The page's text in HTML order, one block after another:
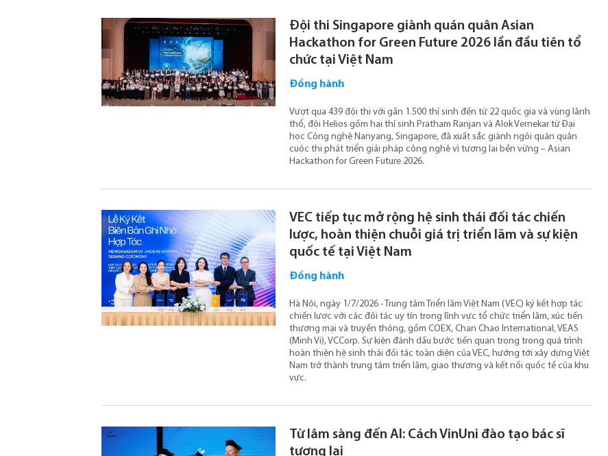
Đội thi Singapore giành quán quân Asian
Hackathon for Green Future 2026 lần đầu tiên tổ
chức tại Việt Nam
Đồng hành
Vượt qua 439 đội thi với gần 1.500 thí sinh đến từ 22 quốc gia và vùng lãnh
thổ, đội Helios gồm hai thí sinh Pratham Ranjan và Alok Vernekar từ Đại
học Công nghệ Nanyang, Singapore, đã xuất sắc giành ngôi quán quân
cuộc thi phát triển giải pháp công nghệ vì tương lai bền vững – Asian
Hackathon for Green Future 2026.
VEC tiếp tục mở rộng hệ sinh thái đối tác chiến
lược, hoàn thiện chuỗi giá trị triển lãm và sự kiện
quốc tế tại Việt Nam
Đồng hành
Hà Nội, ngày 1/7/2026 - Trung tâm Triển lãm Việt Nam (VEC) ký kết hợp tác
chiến lược với các đối tác uy tín trong lĩnh vực tổ chức triển lãm, xúc tiến
thương mại và truyền thông, gồm COEX, Chan Chao International, VEAS
(Minh Vi), VCCorp. Sự kiện đánh dấu bước tiến quan trọng trong quá trình
hoàn thiện hệ sinh thái đối tác toàn diện của VEC, hướng tới xây dựng Việt
Nam trở thành trung tâm triển lãm, giao thương và kết nối quốc tế của khu
vực.
Từ lâm sàng đến AI: Cách VinUni đào tạo bác sĩ
tương lai